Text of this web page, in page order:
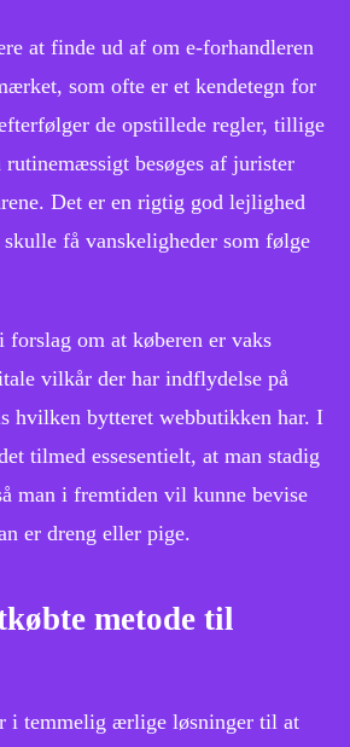
at finde ud af om e-forhandleren
som ofte er et kendetegn for
de opstillede regler, tillige
besøges af jurister
Det er en rigtig god lejlighed
få vanskeligheder som følge
om at køberen er vaks
vilkår der har indflydelse på
hvilken bytteret webbutikken har. I
tilmed essesentielt, at man stadig
man i fremtiden vil kunne bevise
er dreng eller pige.
metode til
i temmelig ærlige løsninger til at